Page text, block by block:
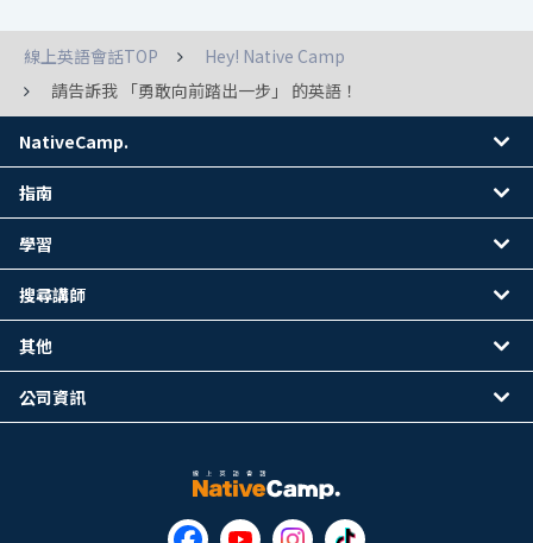
線上英語會話TOP
Hey! Native Camp
請告訴我 「勇敢向前踏出一步」 的英語！
NativeCamp.
指南
學習
搜尋講師
其他
公司資訊